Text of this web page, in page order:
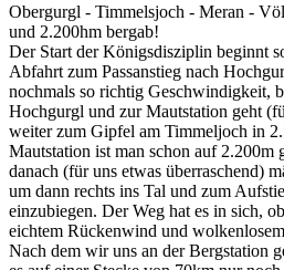
Obergurgl - Timmelsjoch - Meran -
und 2.200hm bergab!
Der Start der Königsdisziplin beginnt
Abfahrt zum Passanstieg nach
nochmals so richtig Geschwindigkeit,
Hochgurgl und zur Mautstation geht
weiter zum Gipfel am Timmeljoch in
Mautstation ist man schon auf 2.200m
danach (für uns etwas überraschend)
um dann rechts ins Tal und zum
einzubiegen. Der Weg hat es in sich,
eichtem Rückenwind und
Nach dem wir uns an der Bergstation